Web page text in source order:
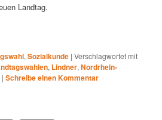
Landtag.
,Sozialkunde |Verschlagwortet mit
, Lindner,Nordrhein-
|Schreibe einen Kommentar